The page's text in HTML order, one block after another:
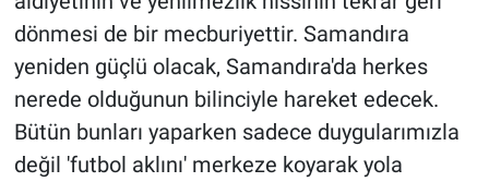
dönmesi de bir mecburiyettir. Samandıra
yeniden güçlü olacak, Samandıra'da herkes
nerede olduğunun bilinciyle hareket edecek.
Bütün bunları yaparken sadece duygularımızla
değil 'futbol aklını' merkeze koyarak yola